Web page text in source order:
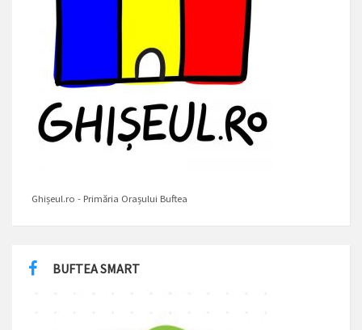
Ghișeul.ro - Primăria Orașului Buftea
BUFTEA SMART